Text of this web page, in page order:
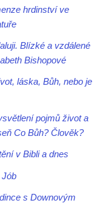
hrdinství ve
Blízké a vzdálené
Bishopové
láska, Bůh, nebo je
pojmů život a
Co Bůh? Člověk?
v Bibli a dnes
Jób
s Downovým